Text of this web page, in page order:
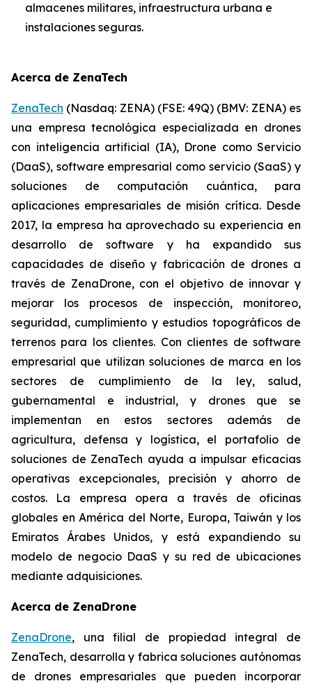
almacenes militares, infraestructura urbana e
instalaciones seguras.
Acerca de ZenaTech
ZenaTech (Nasdaq: ZENA) (FSE: 49Q) (BMV: ZENA) es
una empresa tecnológica especializada en drones
con inteligencia artificial (IA), Drone como Servicio
(DaaS), software empresarial como servicio (SaaS) y
soluciones de computación cuántica, para
aplicaciones empresariales de misión crítica. Desde
2017, la empresa ha aprovechado su experiencia en
desarrollo de software y ha expandido sus
capacidades de diseño y fabricación de drones a
través de ZenaDrone, con el objetivo de innovar y
mejorar los procesos de inspección, monitoreo,
seguridad, cumplimiento y estudios topográficos de
terrenos para los clientes. Con clientes de software
empresarial que utilizan soluciones de marca en los
sectores de cumplimiento de la ley, salud,
gubernamental e industrial, y drones que se
implementan en estos sectores además de
agricultura, defensa y logística, el portafolio de
soluciones de ZenaTech ayuda a impulsar eficacias
operativas excepcionales, precisión y ahorro de
costos. La empresa opera a través de oficinas
globales en América del Norte, Europa, Taiwán y los
Emiratos Árabes Unidos, y está expandiendo su
modelo de negocio DaaS y su red de ubicaciones
mediante adquisiciones.
Acerca de ZenaDrone
ZenaDrone, una filial de propiedad integral de
ZenaTech, desarrolla y fabrica soluciones autónomas
de drones empresariales que pueden incorporar